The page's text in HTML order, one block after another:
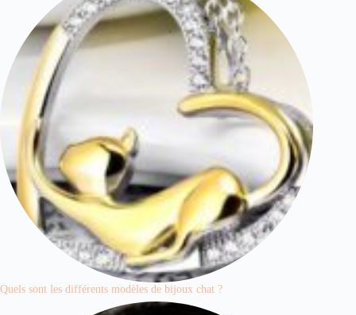
Quels sont les différents modèles de bijoux chat ?